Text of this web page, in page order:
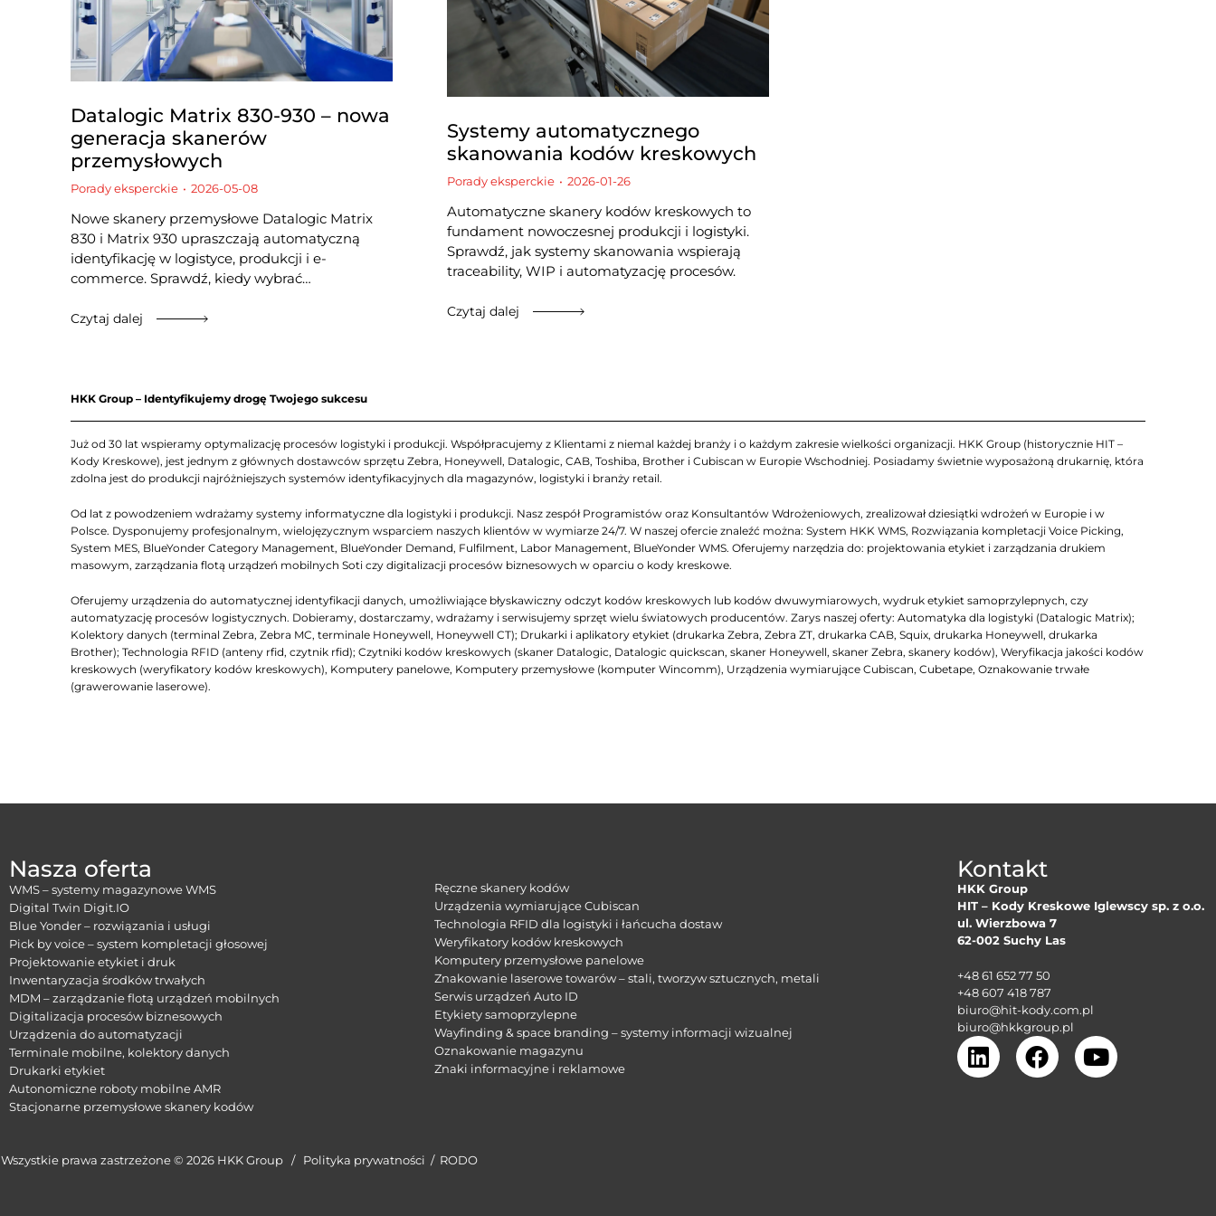
Datalogic Matrix 830-930 – nowa
generacja skanerów
przemysłowych
Porady eksperckie 2026-05-08
Nowe skanery przemysłowe Datalogic Matrix
830 i Matrix 930 upraszczają automatyczną
identyfikację w logistyce, produkcji i e-
commerce. Sprawdź, kiedy wybrać…
Czytaj dalej
Systemy automatycznego
skanowania kodów kreskowych
Porady eksperckie 2026-01-26
Automatyczne skanery kodów kreskowych to
fundament nowoczesnej produkcji i logistyki.
Sprawdź, jak systemy skanowania wspierają
traceability, WIP i automatyzację procesów.
Czytaj dalej
HKK Group – Identyfikujemy drogę Twojego sukcesu
Już od 30 lat wspieramy optymalizację procesów logistyki i produkcji. Współpracujemy z Klientami z niemal każdej branży i o każdym zakresie wielkości organizacji. HKK Group (historycznie HIT –
Kody Kreskowe), jest jednym z głównych dostawców sprzętu Zebra, Honeywell, Datalogic, CAB, Toshiba, Brother i Cubiscan w Europie Wschodniej. Posiadamy świetnie wyposażoną drukarnię, która
zdolna jest do produkcji najróżniejszych systemów identyfikacyjnych dla magazynów, logistyki i branży retail.
Od lat z powodzeniem wdrażamy systemy informatyczne dla logistyki i produkcji. Nasz zespół Programistów oraz Konsultantów Wdrożeniowych, zrealizował dziesiątki wdrożeń w Europie i w
Polsce. Dysponujemy profesjonalnym, wielojęzycznym wsparciem naszych klientów w wymiarze 24/7. W naszej ofercie znaleźć można: System HKK WMS, Rozwiązania kompletacji Voice Picking,
System MES, BlueYonder Category Management, BlueYonder Demand, Fulfilment, Labor Management, BlueYonder WMS. Oferujemy narzędzia do: projektowania etykiet i zarządzania drukiem
masowym, zarządzania flotą urządzeń mobilnych Soti czy digitalizacji procesów biznesowych w oparciu o kody kreskowe.
Oferujemy urządzenia do automatycznej identyfikacji danych, umożliwiające błyskawiczny odczyt kodów kreskowych lub kodów dwuwymiarowych, wydruk etykiet samoprzylepnych, czy
automatyzację procesów logistycznych. Dobieramy, dostarczamy, wdrażamy i serwisujemy sprzęt wielu światowych producentów. Zarys naszej oferty: Automatyka dla logistyki (Datalogic Matrix);
Kolektory danych (terminal Zebra, Zebra MC, terminale Honeywell, Honeywell CT); Drukarki i aplikatory etykiet (drukarka Zebra, Zebra ZT, drukarka CAB, Squix, drukarka Honeywell, drukarka
Brother); Technologia RFID (anteny rfid, czytnik rfid); Czytniki kodów kreskowych (skaner Datalogic, Datalogic quickscan, skaner Honeywell, skaner Zebra, skanery kodów), Weryfikacja jakości kodów
kreskowych (weryfikatory kodów kreskowych), Komputery panelowe, Komputery przemysłowe (komputer Wincomm), Urządzenia wymiarujące Cubiscan, Cubetape, Oznakowanie trwałe
(grawerowanie laserowe).
Nasza oferta
WMS – systemy magazynowe WMS
Digital Twin Digit.IO
Blue Yonder – rozwiązania i usługi
Pick by voice – system kompletacji głosowej
Projektowanie etykiet i druk
Inwentaryzacja środków trwałych
MDM – zarządzanie flotą urządzeń mobilnych
Digitalizacja procesów biznesowych
Urządzenia do automatyzacji
Terminale mobilne, kolektory danych
Drukarki etykiet
Autonomiczne roboty mobilne AMR
Stacjonarne przemysłowe skanery kodów
Ręczne skanery kodów
Urządzenia wymiarujące Cubiscan
Technologia RFID dla logistyki i łańcucha dostaw
Weryfikatory kodów kreskowych
Komputery przemysłowe panelowe
Znakowanie laserowe towarów – stali, tworzyw sztucznych, metali
Serwis urządzeń Auto ID
Etykiety samoprzylepne
Wayfinding & space branding – systemy informacji wizualnej
Oznakowanie magazynu
Znaki informacyjne i reklamowe​
Kontakt
HKK Group
HIT – Kody Kreskowe Iglewscy sp. z o.o.
ul. Wierzbowa 7
62-002 Suchy Las
+48 61 652 77 50
+48 607 418 787
biuro@hit-kody.com.pl
biuro@hkkgroup.pl
Wszystkie prawa zastrzeżone © 2026 HKK Group / Polityka prywatności / RODO